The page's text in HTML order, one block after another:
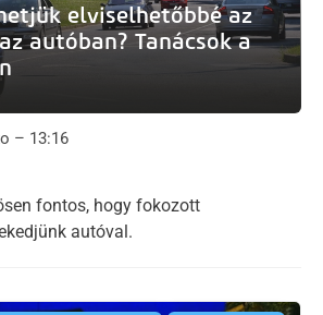
elviselhetőbbé az
autóban? Tanácsok a
– 13:16
fontos, hogy fokozott
autóval.